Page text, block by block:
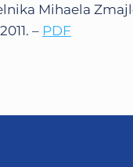
Mihaela
– PDF